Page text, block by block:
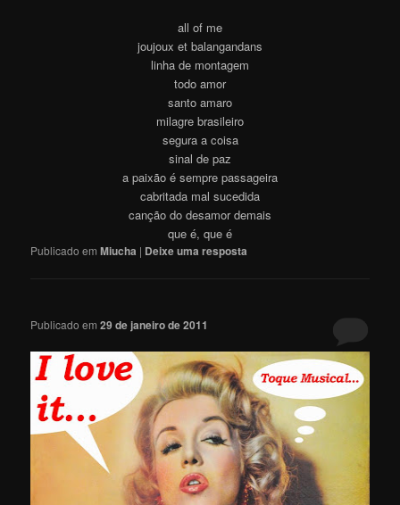
all of me
joujoux et balangandans
linha de montagem
todo amor
santo amaro
milagre brasileiro
segura a coisa
sinal de paz
a paixão é sempre passageira
cabritada mal sucedida
canção do desamor demais
que é, que é
Publicado em Miucha | Deixe uma resposta
Publicado em29 de janeiro de 2011